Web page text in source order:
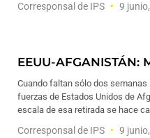
Corresponsal de IPS 9
EEUU-
Cuando faltan sólo dos
fuerzas de Estados Unidos de
escala de esa retirada se hace
Corresponsal de IPS 9